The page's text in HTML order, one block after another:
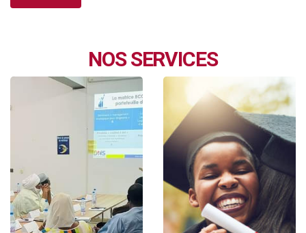
NOS SERVICES